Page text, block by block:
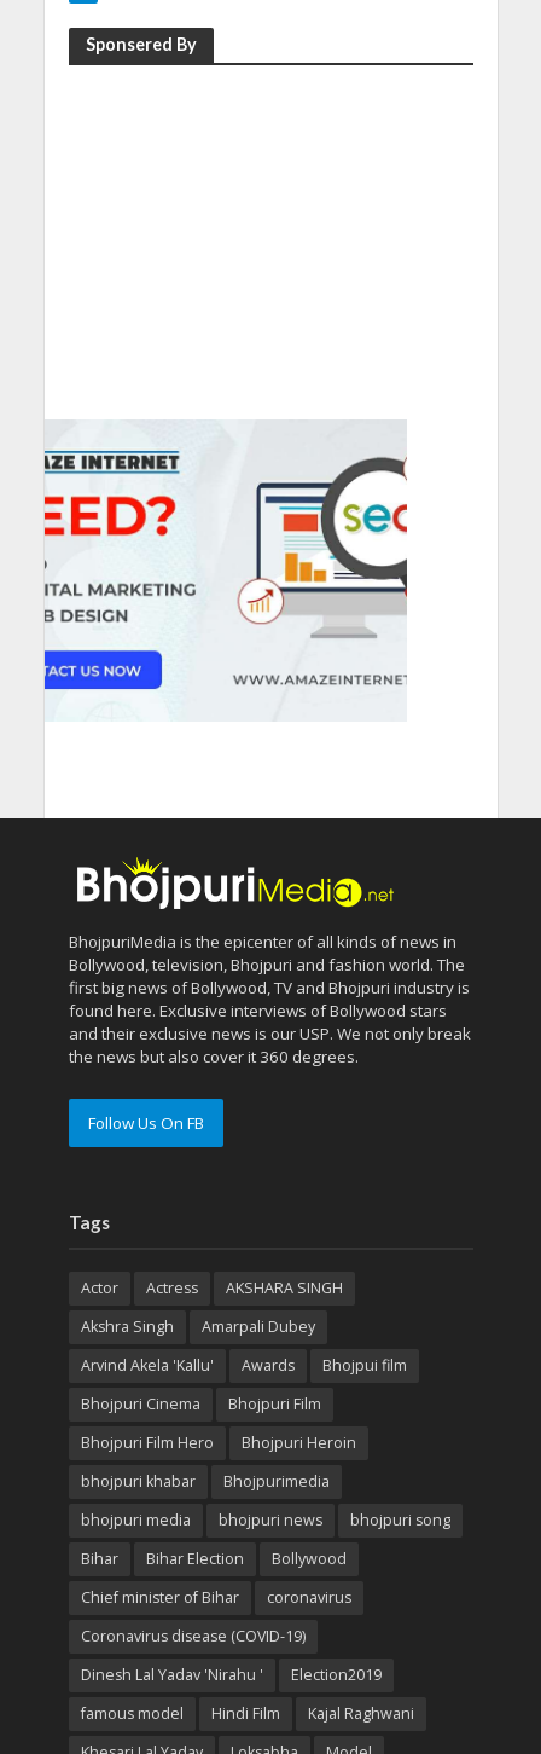
Sponsered By
BhojpuriMedia is the epicenter of all kinds of news in
Bollywood, television, Bhojpuri and fashion world. The
first big news of Bollywood, TV and Bhojpuri industry is
found here. Exclusive interviews of Bollywood stars
and their exclusive news is our USP. We not only break
the news but also cover it 360 degrees.
Follow Us On FB
Tags
Actor Actress
AKSHARA SINGH
Akshra Singh
Amarpali Dubey
Arvind Akela 'Kallu'
Awards
Bhojpui film
Bhojpuri Cinema
Bhojpuri Film
Bhojpuri Film Hero
Bhojpuri Heroin
bhojpuri khabar
Bhojpurimedia
bhojpuri media
bhojpuri news
bhojpuri song
Bihar
Bihar Election
Bollywood
Chief minister of Bihar
coronavirus
Coronavirus disease (COVID-19)
Dinesh Lal Yadav 'Nirahu '
Election2019
famous model
Hindi Film
Kajal Raghwani